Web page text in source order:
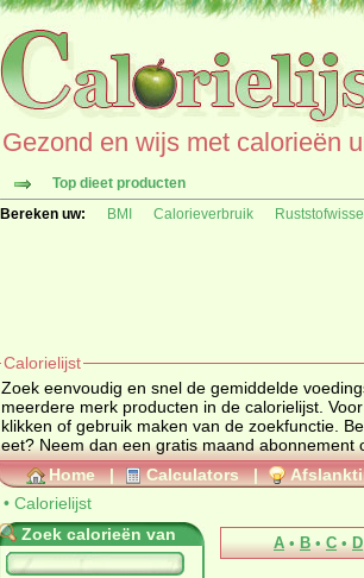
Gezond en wijs met calorieën
Top dieet producten
Bereken uw:
BMI Calorieverbruik
Calorielijst
Zoek eenvoudig en snel de gemiddelde
meerdere merk producten in de calorielijst.
klikken of gebruik maken van de zoekfunctie.
eet? Neem dan een gratis maand abonnement
Home | Calculators |
• Calorielijst
Zoek calorieën van
A • B • C • D